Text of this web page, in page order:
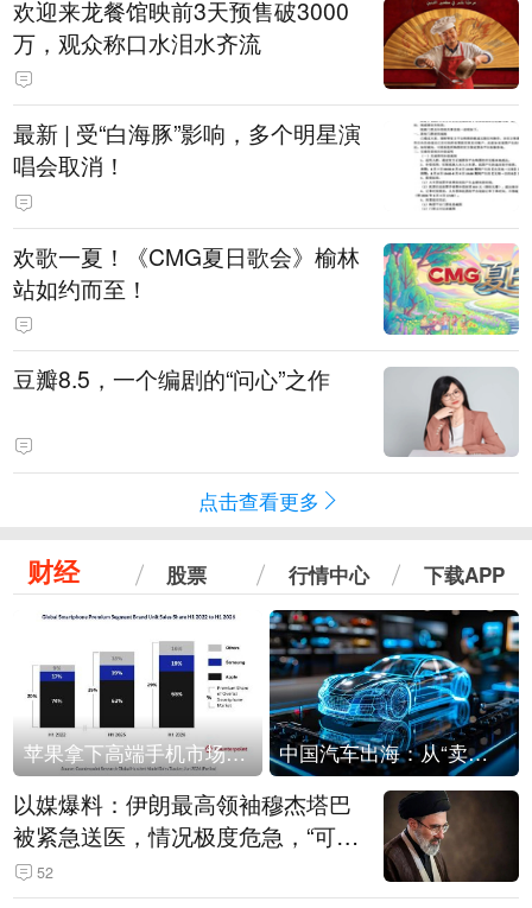
欢迎来龙餐馆映前3天预售破3000
万，观众称口水泪水齐流
最新 | 受“白海豚”影响，多个明星演
唱会取消！
欢歌一夏！《CMG夏日歌会》榆林
站如约而至！
豆瓣8.5，一个编剧的“问心”之作
点击查看更多
财经 股票 行情中心 下载APP
苹果拿下高端手机市场65%的份额：iPhone 17系列功不可没 中国汽车出海：从“卖出去”到“走进去”
以媒爆料：伊朗最高领袖穆杰塔巴
被紧急送医，情况极度危急，“可能
随时会死去”
52